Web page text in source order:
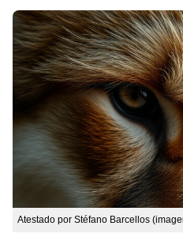
Atestado por Stéfano Barcellos